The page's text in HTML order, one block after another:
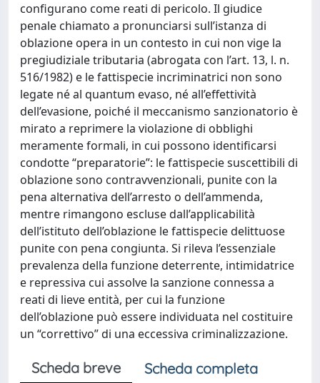
configurano come reati di pericolo. Il giudice
penale chiamato a pronunciarsi sull’istanza di
oblazione opera in un contesto in cui non vige la
pregiudiziale tributaria (abrogata con l’art. 13, l. n.
516/1982) e le fattispecie incriminatrici non sono
legate né al quantum evaso, né all’effettività
dell’evasione, poiché il meccanismo sanzionatorio è
mirato a reprimere la violazione di obblighi
meramente formali, in cui possono identificarsi
condotte “preparatorie”: le fattispecie suscettibili di
oblazione sono contravvenzionali, punite con la
pena alternativa dell’arresto o dell’ammenda,
mentre rimangono escluse dall’applicabilità
dell’istituto dell’oblazione le fattispecie delittuose
punite con pena congiunta. Si rileva l’essenziale
prevalenza della funzione deterrente, intimidatrice
e repressiva cui assolve la sanzione connessa a
reati di lieve entità, per cui la funzione
dell’oblazione può essere individuata nel costituire
un “correttivo” di una eccessiva criminalizzazione.
Scheda breve
Scheda completa